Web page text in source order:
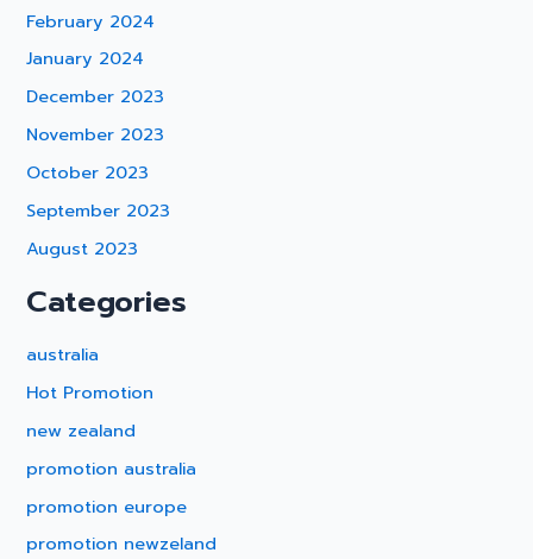
February 2024
January 2024
December 2023
November 2023
October 2023
September 2023
August 2023
Categories
australia
Hot Promotion
new zealand
promotion australia
promotion europe
promotion newzeland